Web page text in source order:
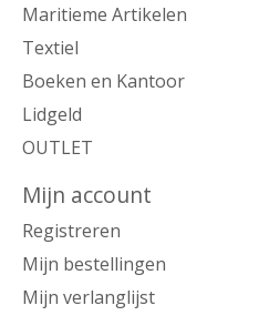
Maritieme Artikelen
Textiel
Boeken en Kantoor
Lidgeld
OUTLET
Mijn account
Registreren
Mijn bestellingen
Mijn verlanglijst